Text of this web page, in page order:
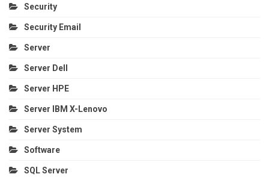
Security
Security Email
Server
Server Dell
Server HPE
Server IBM X-Lenovo
Server System
Software
SQL Server